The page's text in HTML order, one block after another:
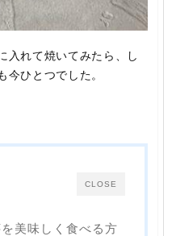
入れて焼いてみたら、し
今ひとつでした。
CLOSE
美味しく食べる方